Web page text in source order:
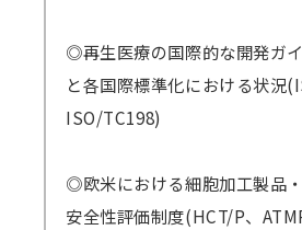
◎再生医療の国際的な開発ガ
と各国際標準化における状況
ISO/TC198)
◎欧米における細胞加工製品
安全性評価制度(HCT/P、